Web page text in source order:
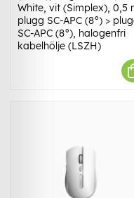
White, vit (Simplex), 0,5
plugg SC-APC (8°) >
SC-APC (8°), halogenfri
kabelhölje (LSZH)